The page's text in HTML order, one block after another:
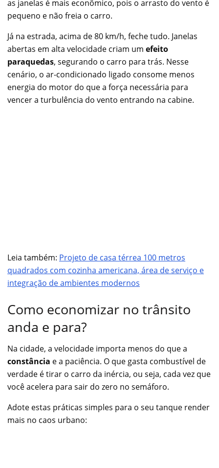
as janelas é mais econômico, pois o arrasto do vento é
pequeno e não freia o carro.
Já na estrada, acima de 80 km/h, feche tudo. Janelas
abertas em alta velocidade criam um efeito
paraquedas, segurando o carro para trás. Nesse
cenário, o ar-condicionado ligado consome menos
energia do motor do que a força necessária para
vencer a turbulência do vento entrando na cabine.
Leia também: Projeto de casa térrea 100 metros
quadrados com cozinha americana, área de serviço e
integração de ambientes modernos
Como economizar no trânsito
anda e para?
Na cidade, a velocidade importa menos do que a
constância e a paciência. O que gasta combustível de
verdade é tirar o carro da inércia, ou seja, cada vez que
você acelera para sair do zero no semáforo.
Adote estas práticas simples para o seu tanque render
mais no caos urbano: